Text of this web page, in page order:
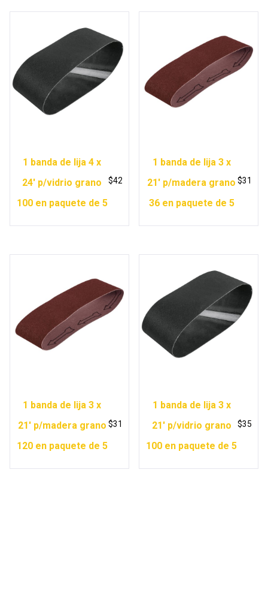
1 banda de lija 4 x
24′ p/vidrio grano
100 en paquete de 5
$42
1 banda de lija 3 x
21′ p/madera grano
36 en paquete de 5
$31
1 banda de lija 3 x
21′ p/madera grano
120 en paquete de 5
$31
1 banda de lija 3 x
21′ p/vidrio grano
100 en paquete de 5
$35